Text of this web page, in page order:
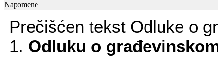
Uređivanje građevinskog
pripremanje i opremanje.
Napomene
Prečišćen tekst Odluke o
1. Odluku o